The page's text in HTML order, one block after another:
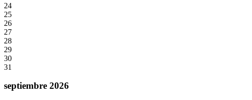
24
25
26
27
28
29
30
31
septiembre 2026